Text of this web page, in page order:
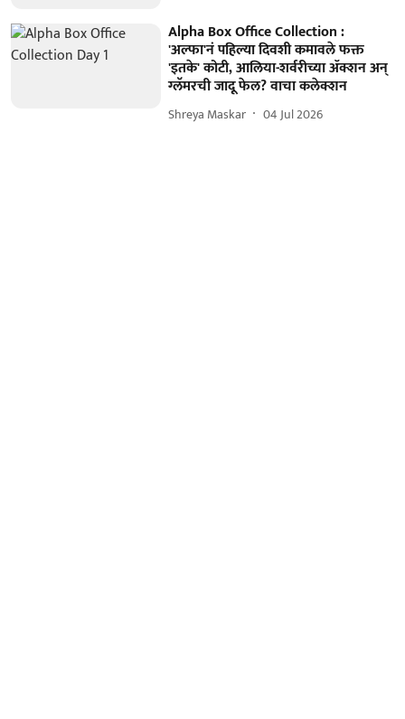
Alpha Box Office Collection :
'अल्फा'नं पहिल्या दिवशी कमावले फक्त
'इतके' कोटी, आलिया-शर्वरीच्या ॲक्शन अन्
ग्लॅमरची जादू फेल? वाचा कलेक्शन
Shreya Maskar 04 Jul 2026